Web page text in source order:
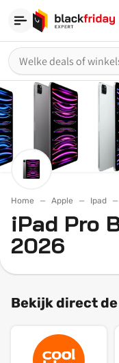
Home Apple Ipad
iPad Pro
2026
Bekijk direct